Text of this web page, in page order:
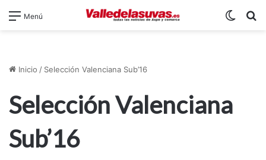
Menú
Inicio / Selección Valenciana Sub’16
Selección Valenciana
Sub’16